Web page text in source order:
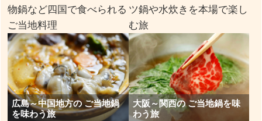
物鍋など四国で食べられる
ご当地料理
ツ鍋や水炊きを本場で楽し
む旅
広島～中国地方の ご当地鍋
を味わう旅
大阪～関西の ご当地鍋を味
わう旅